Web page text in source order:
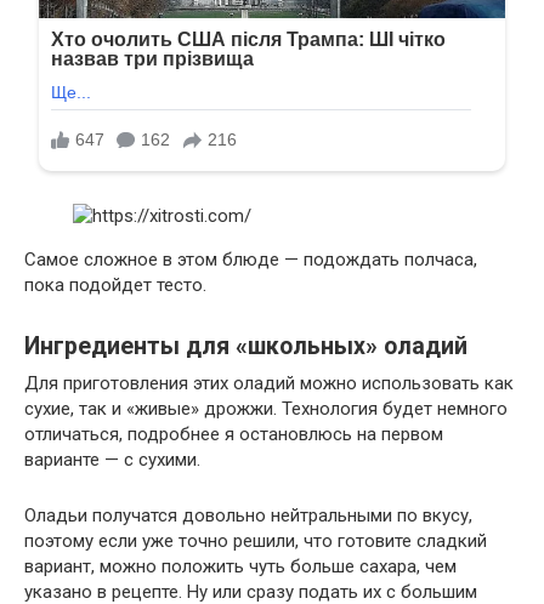
Самое сложное в этом блюде — подождать полчаса,
пока подойдет тесто.
Ингредиенты для «школьных» оладий
Для приготовления этих оладий можно использовать как
сухие, так и «живые» дрожжи. Технология будет немного
отличаться, подробнее я остановлюсь на первом
варианте — с сухими.
Оладьи получатся довольно нейтральными по вкусу,
поэтому если уже точно решили, что готовите сладкий
вариант, можно положить чуть больше сахара, чем
указано в рецепте. Ну или сразу подать их с большим